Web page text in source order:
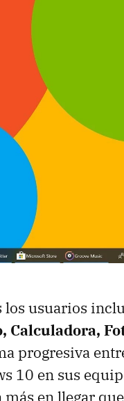
los usuarios
Calculadora,
progresiva
10 en sus
en llegar